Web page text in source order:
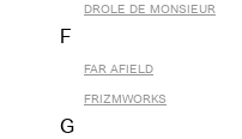
DROLE DE MONSIEUR
F
FAR AFIELD
FRIZMWORKS
G